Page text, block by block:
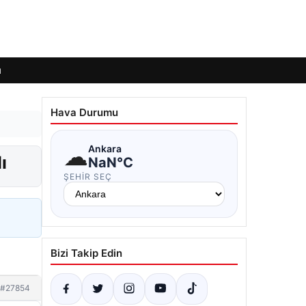
#27854
Hava Durumu
☁Ankara
NaN°C
ŞEHIR SEÇ
Bizi Takip Edin